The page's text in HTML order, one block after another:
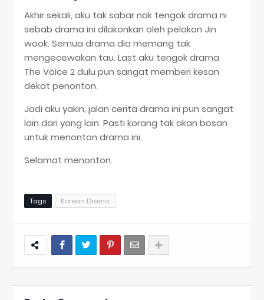
Akhir sekali, aku tak sabar nak tengok drama ni
sebab drama ini dilakonkan oleh pelakon Jin
wook. Semua drama dia memang tak
mengecewakan tau. Last aku tengok drama
The Voice 2 dulu pun sangat memberi kesan
dekat penonton.
Jadi aku yakin, jalan cerita drama ini pun sangat
lain dari yang lain. Pasti korang tak akan bosan
untuk menonton drama ini.
Selamat menonton.
Tags Korean Drama